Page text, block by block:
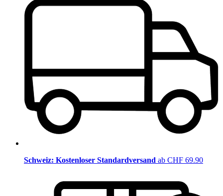
Schweiz: Kostenloser Standardversand ab CHF 69.90